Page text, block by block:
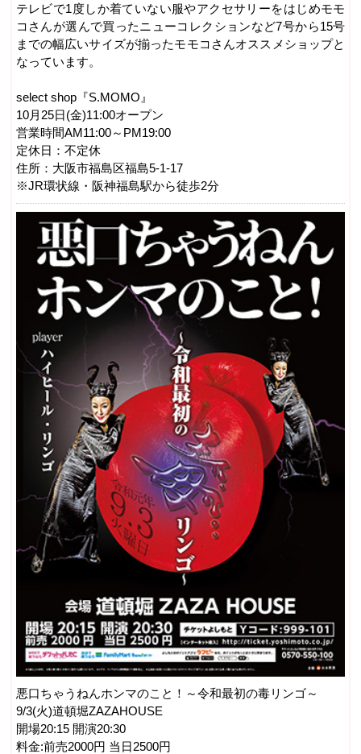
テレビで1度しか着ていない服やアクセサリーをはじめモモ
コさんが選んで買ったニューコレクションなど7号から15号
までの幅広いサイズが揃ったモモコさんオススメショップと
なっています。
select shop『S.MOMO』
10月25日(金)11:00オープン
営業時間AM11:00～PM19:00
定休日：不定休
住所：大阪市福島区福島5-1-17
※JR環状線・阪神福島駅から徒歩2分
悪口ちゃうねんホンマのこと！～令和最初の毒リンゴ～
9/3(火)道頓堀ZAZAHOUSE
開場20:15 開演20:30
料金:前売2000円 当日2500円